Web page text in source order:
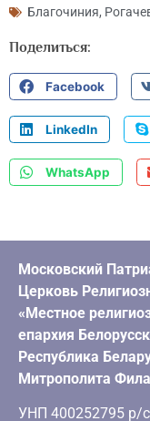
Благочиния,
Поделиться:
Facebook
LinkedIn
WhatsApp
Московский
Церковь
«Местное
епархия
Республика
Митрополита
УНП 400252795 р/